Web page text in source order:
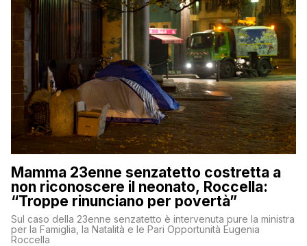
Mamma 23enne senzatetto costretta a
non riconoscere il neonato, Roccella:
“Troppe rinunciano per povertà”
Sul caso della 23enne senzatetto è intervenuta pure la ministra
per la Famiglia, la Natalità e le Pari Opportunità Eugenia
Roccella